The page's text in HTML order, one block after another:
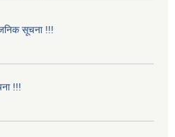
सूचना !!!
!!!